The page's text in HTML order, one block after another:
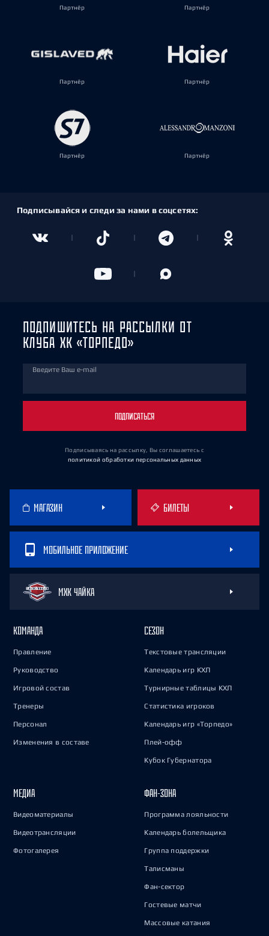
Партнёр Партнёр
Партнёр Партнёр
Партнёр Партнёр
Подписывайся и следи за нами в соцсетях:
ПОДПИШИТЕСЬ НА РАССЫЛКИ ОТ
КЛУБА ХК «ТОРПЕДО»
Введите Ваш e-mail
ПОДПИСАТЬСЯ
Подписываясь на рассылку, Вы соглашаетесь с
политикой обработки персональных данных
МАГАЗИН БИЛЕТЫ
МОБИЛЬНОЕ ПРИЛОЖЕНИЕ
МХК ЧАЙКА
КОМАНДА
Правление
Руководство
Игровой состав
Тренеры
Персонал
Изменения в составе
СЕЗОН
Текстовые трансляции
Календарь игр КХЛ
Турнирные таблицы КХЛ
Статистика игроков
Календарь игр «Торпедо»
Плей-офф
Кубок Губернатора
МЕДИА
Видеоматериалы
Видеотрансляции
Фотогалерея
ФАН-ЗОНА
Программа лояльности
Календарь болельщика
Группа поддержки
Талисманы
Фан-сектор
Гостевые матчи
Массовые катания